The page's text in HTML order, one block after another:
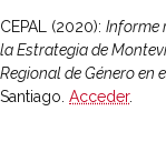
CEPAL (2020): Informe
la Estrategia de
Regional de Género en
Santiago. Acceder.